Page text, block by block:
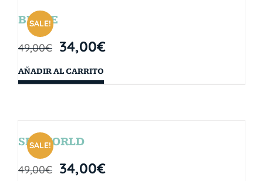
SALE!
BRYCE
49,00€ 34,00€
AÑADIR AL CARRITO
SALE!
SEAWORLD
49,00€ 34,00€